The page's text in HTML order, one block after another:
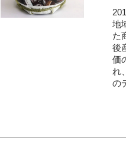
地
た
後
価
れ
の